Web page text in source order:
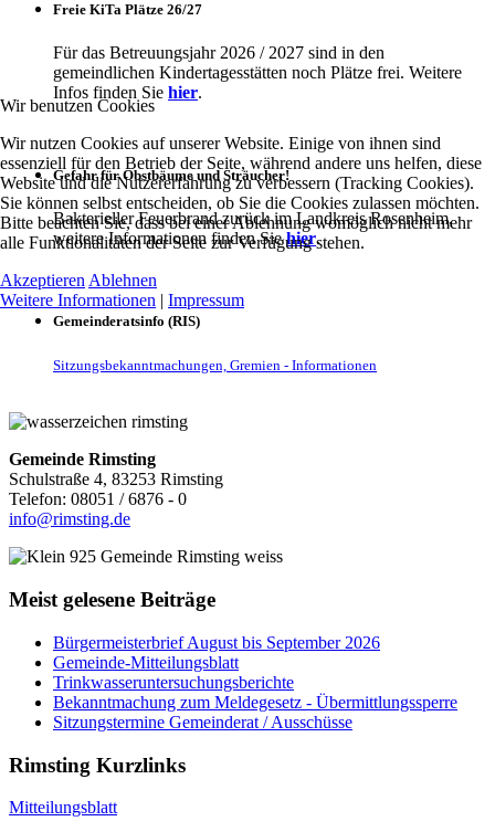
Freie KiTa Plätze 26/27
Für das Betreuungsjahr 2026 / 2027 sind in den
gemeindlichen Kindertagesstätten noch Plätze frei. Weitere
Infos finden Sie hier.
Gefahr für Obstbäume und Sträucher!
Bakterieller Feuerbrand zurück im Landkreis Rosenheim,
weitere Informationen finden Siehier.
Gemeinderatsinfo (RIS)
Sitzungsbekanntmachungen, Gremien - Informationen
Gemeinde Rimsting
Schulstraße 4, 83253 Rimsting
Telefon: 08051 / 6876 - 0
info@rimsting.de
Meist gelesene Beiträge
Bürgermeisterbrief August bis September 2026
Gemeinde-Mitteilungsblatt
Trinkwasseruntersuchungsberichte
Bekanntmachung zum Meldegesetz - Übermittlungssperre
Sitzungstermine Gemeinderat / Ausschüsse
Rimsting Kurzlinks
Mitteilungsblatt
Wir benutzen Cookies
Wir nutzen Cookies auf unserer Website. Einige von ihnen sind
essenziell für den Betrieb der Seite, während andere uns helfen, diese
Website und die Nutzererfahrung zu verbessern (Tracking Cookies).
Sie können selbst entscheiden, ob Sie die Cookies zulassen möchten.
Bitte beachten Sie, dass bei einer Ablehnung womöglich nicht mehr
alle Funktionalitäten der Seite zur Verfügung stehen.
Akzeptieren Ablehnen
Weitere Informationen | Impressum